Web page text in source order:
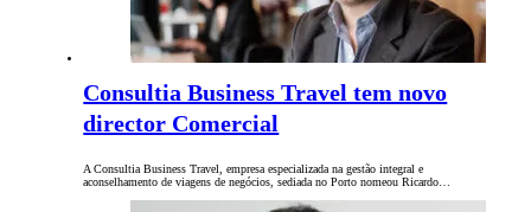
Consultia Business Travel tem novo
director Comercial
A Consultia Business Travel, empresa especializada na gestão integral e
aconselhamento de viagens de negócios, sediada no Porto nomeou Ricardo…